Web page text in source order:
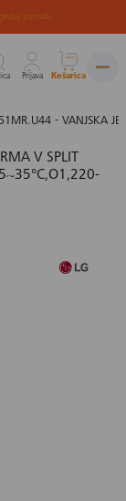
ponudu
Prijava Košarica
- VANJSKA
V SPLIT